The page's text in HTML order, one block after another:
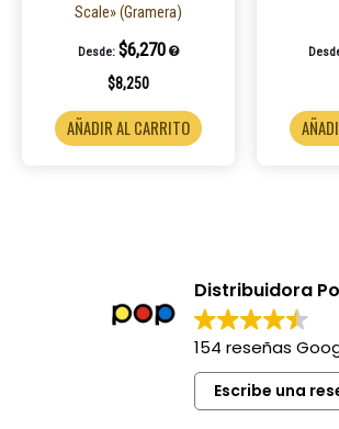
Scale» (Gramera)
Desde: $6,270
$8,250
AÑADIR AL CARRITO
Distribuidora
154 reseñas
Escribe una